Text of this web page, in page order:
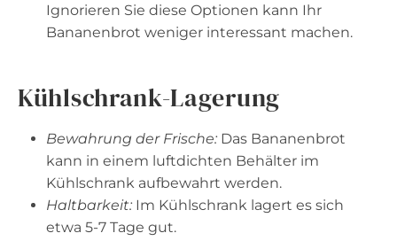
Ignorieren Sie diese Optionen kann Ihr
Bananenbrot weniger interessant machen.
Kühlschrank-Lagerung
Bewahrung der Frische: Das Bananenbrot
kann in einem luftdichten Behälter im
Kühlschrank aufbewahrt werden.
Haltbarkeit: Im Kühlschrank lagert es sich
etwa 5-7 Tage gut.